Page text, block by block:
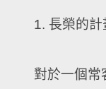
1. 長榮的
對於一個常